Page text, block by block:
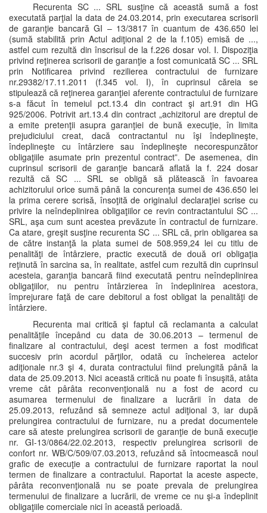
Recurenta SC ... SRL susţine că această sumă a fost
executată parţial la data de 24.03.2014, prin executarea scrisorii
de garanţie bancară GI – 13/3817 în cuantum de 436.650 lei
(sumă stabilită prin Actul adiţional 2 de la f.105) emisă de ...,
astfel cum rezultă din înscrisul de la f.226 dosar vol. I. Dispoziţia
privind reţinerea scrisorii de garanţie a fost comunicată SC ... SRL
prin Notificarea privind rezilierea contractului de furnizare
nr.29382/17.11.2011 (f.345 vol. I), în cuprinsul căreia se
stipulează că reţinerea garanţiei aferente contractului de furnizare
s-a făcut în temeiul pct.13.4 din contract şi art.91 din HG
925/2006. Potrivit art.13.4 din contract „achizitorul are dreptul de
a emite pretenţii asupra garanţiei de bună execuţie, în limita
prejudiciului creat, dacă contractantul nu îşi îndeplineşte,
îndeplineşte cu întârziere sau îndeplineşte necorespunzător
obligaţiile asumate prin prezentul contract”. De asemenea, din
cuprinsul scrisorii de garanţie bancară aflată la f. 224 dosar
rezultă că SC ... SRL se obligă să plătească în favoarea
achizitorului orice sumă până la concurenţa sumei de 436.650 lei
la prima cerere scrisă, însoţită de originalul declaraţiei scrise cu
privire la neîndeplinirea obligaţiilor ce revin contractantului SC ...
SRL, aşa cum sunt acestea prevăzute în contractul de furnizare.
Ca atare, greşit susţine recurenta SC ... SRL că, prin obligarea sa
de către instanţă la plata sumei de 508.959,24 lei cu titlu de
penalităţi de întârziere, practic execută de două ori obligaţia
reţinută în sarcina sa, în realitate, astfel cum rezultă din cuprinsul
acesteia, garanţia bancară fiind executată pentru neîndeplinirea
obligaţiilor, nu pentru întârzierea în îndeplinirea acestora,
împrejurare faţă de care debitorul a fost obligat la penalităţi de
întârziere.
Recurenta mai critică şi faptul că reclamanta a calculat
penalităţile începând cu data de 30.06.2013 – termenul de
finalizare al contractului, deşi acest termen a fost modificat
succesiv prin acordul părţilor, odată cu încheierea actelor
adiţionale nr.3 şi 4, durata contractului fiind prelungită până la
data de 25.09.2013. Nici această critică nu poate fi însuşită, atâta
vreme cât pârâta reconvenţională nu a fost de acord cu
asumarea termenului de finalizare a lucrării în data de
25.09.2013, refuzând să semneze actul adiţional 3, iar după
prelungirea contractului de furnizare, nu a predat documentele
care să ateste prelungirea scrisorii de garanţie de bună execuţie
nr. GI-13/0864/22.02.2013, respectiv prelungirea scrisorii de
confort nr. WB/C/509/07.03.2013, refuzând să întocmească noul
grafic de execuţie a contractului de furnizare raportat la noul
termen de finalizare a contractului. Raportat la aceste aspecte,
pârâta reconvenţională nu se poate prevala de prelungirea
termenului de finalizare a lucrării, de vreme ce nu şi-a îndeplinit
obligaţiile comerciale nici în această perioadă.